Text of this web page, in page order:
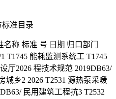
准目录
称 标准 号 日期 归口部门
T1745 能耗监测系统工 T1745
厅2026 程技术规范 2019DB63/
城乡2 2026 T2531 源热泵采暖
民用建筑工程抗3 T2532